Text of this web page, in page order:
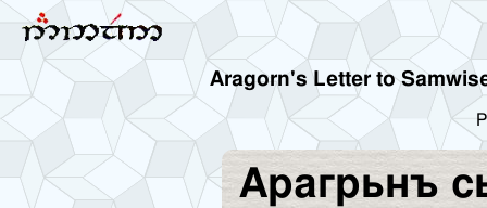
Aragorn's Letter to
Арагрьнъ